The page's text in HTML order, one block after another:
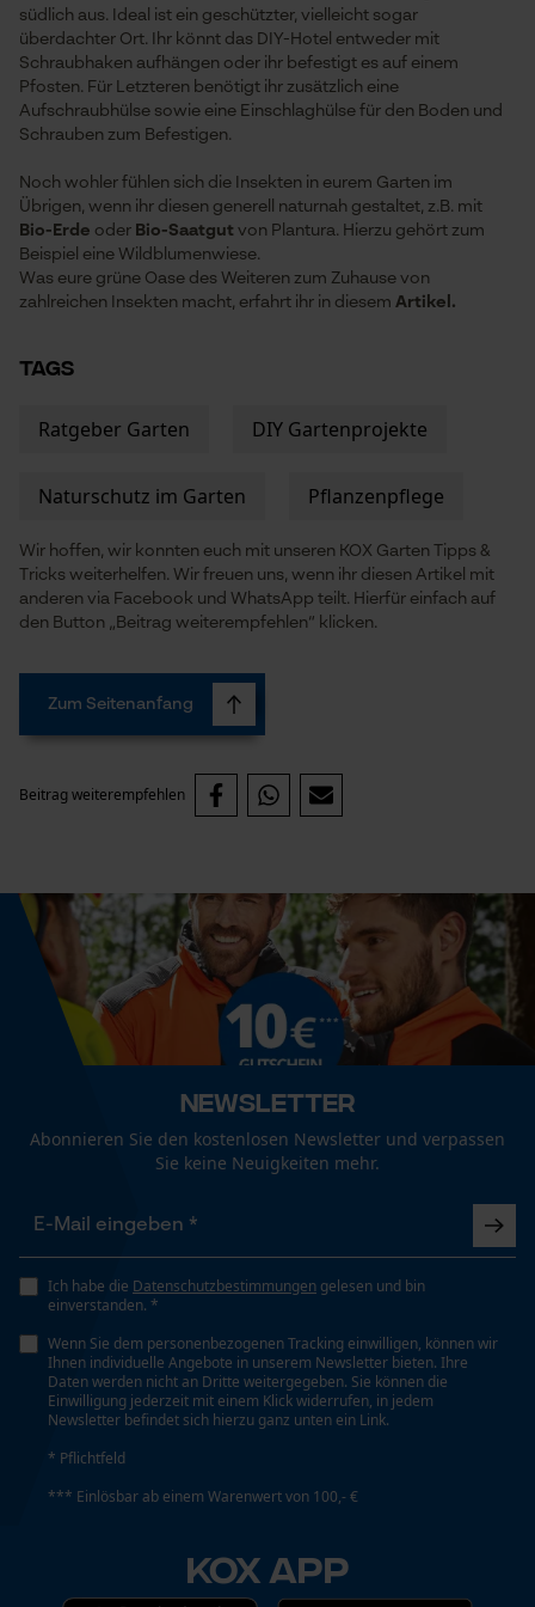
südlich aus. Ideal ist ein geschützter, vielleicht sogar
überdachter Ort. Ihr könnt das DIY-Hotel entweder mit
Schraubhaken aufhängen oder ihr befestigt es auf einem
Pfosten. Für Letzteren benötigt ihr zusätzlich eine
Aufschraubhülse sowie eine Einschlaghülse für den Boden und
Schrauben zum Befestigen.
Noch wohler fühlen sich die Insekten in eurem Garten im
Übrigen, wenn ihr diesen generell naturnah gestaltet, z.B. mit
Bio-Erde oder Bio-Saatgut von Plantura. Hierzu gehört zum
Beispiel eine Wildblumenwiese.
Was eure grüne Oase des Weiteren zum Zuhause von
zahlreichen Insekten macht, erfahrt ihr in diesem Artikel.
TAGS
Ratgeber Garten DIY Gartenprojekte
Naturschutz im Garten Pflanzenpflege
Wir hoffen, wir konnten euch mit unseren KOX Garten Tipps &
Tricks weiterhelfen. Wir freuen uns, wenn ihr diesen Artikel mit
anderen via Facebook und WhatsApp teilt. Hierfür einfach auf
den Button „Beitrag weiterempfehlen“ klicken.
Zum Seitenanfang
Beitrag weiterempfehlen
Newsletter
Abonnieren Sie den kostenlosen Newsletter und verpassen
Sie keine Neuigkeiten mehr.
Ich habe die Datenschutzbestimmungen gelesen und bin
einverstanden. *
Wenn Sie dem personenbezogenen Tracking einwilligen, können wir
Ihnen individuelle Angebote in unserem Newsletter bieten. Ihre
Daten werden nicht an Dritte weitergegeben. Sie können die
Einwilligung jederzeit mit einem Klick widerrufen, in jedem
Newsletter befindet sich hierzu ganz unten ein Link.
* Pflichtfeld
*** Einlösbar ab einem Warenwert von 100,- €
KOX APP
Statistik Cookies
Econda Analytics
Mouseflow Web Analytics Tool
Fact-Finder Tracking
Loop54 Personalization
Personalisierte Startseite
Gespeicherter Warenkorb
Persönliche Begrüßung
YouTube-Videos
Google Maps
Kontaktaufnahme per Chat
Google Global Site Tag
Microsoft Advertising Universal
Event Tracking
Criteo
Survicate